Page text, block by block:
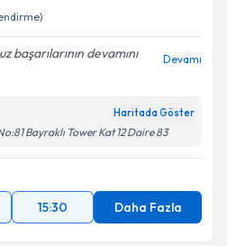
devamını
Devamı
Haritada Göster
Bayraklı Tower Kat 12 Daire 83
15:30 Daha Fazla